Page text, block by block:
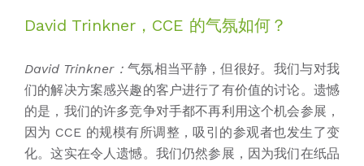
David Trinkner，CCE 的气氛如何？
David Trinkner： 气氛相当平静，但很好。我们与对我
们的解决方案感兴趣的客户进行了有价值的讨论。遗憾
的是，我们的许多竞争对手都不再利用这个机会参展，
因为 CCE 的规模有所调整，吸引的参观者也发生了变
化。这实在令人遗憾。我们仍然参展，因为我们在纸品